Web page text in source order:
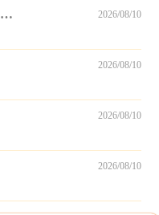
社会责任审核 Social Compliance Auditor 2026/08/10
2026/08/10
2026/08/10
2026/08/10